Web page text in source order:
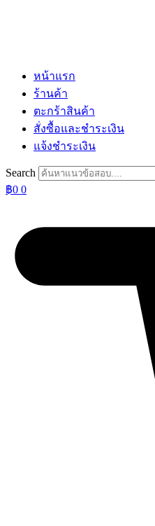
หน้าแรก
ร้านค้า
ตะกร้าสินค้า
สั่งซื้อและชำระเงิน
แจ้งชำระเงิน
Search
฿0 0